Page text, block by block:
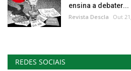
ensina a debater...
Revista Descla Out
REDES SOCIAIS